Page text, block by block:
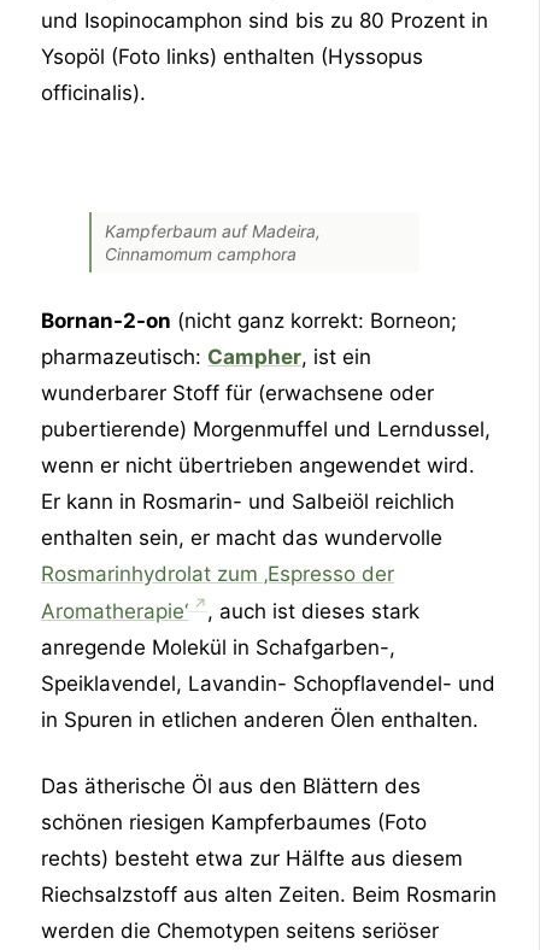
und Isopinocamphon sind bis zu 80 Prozent in
Ysopöl (Foto links) enthalten (Hyssopus
officinalis).
Kampferbaum auf Madeira,
Cinnamomum camphora
Bornan-2-on (nicht ganz korrekt: Borneon;
pharmazeutisch: Campher, ist ein
wunderbarer Stoff für (erwachsene oder
pubertierende) Morgenmuffel und Lerndussel,
wenn er nicht übertrieben angewendet wird.
Er kann in Rosmarin- und Salbeiöl reichlich
enthalten sein, er macht das wundervolle
Rosmarinhydrolat zum ‚Espresso der
Aromatherapie‘
, auch ist dieses stark
anregende Molekül in Schafgarben-,
Speiklavendel, Lavandin- Schopflavendel- und
in Spuren in etlichen anderen Ölen enthalten.
Das ätherische Öl aus den Blättern des
schönen riesigen Kampferbaumes (Foto
rechts) besteht etwa zur Hälfte aus diesem
Riechsalzstoff aus alten Zeiten. Beim Rosmarin
werden die Chemotypen seitens seriöser